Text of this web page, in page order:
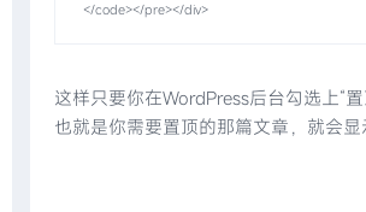
</code></pre></div>
这样只要你在WordPress后台勾选上“置
也就是你需要置顶的那篇文章，就会显